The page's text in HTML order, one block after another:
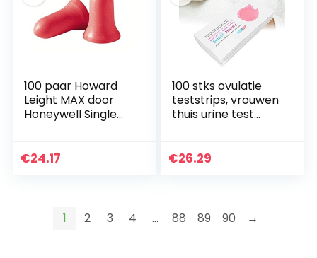
100 paar Howard
Leight MAX door
Honeywell Single
€24.17
100 stks ovulatie
teststrips, vrouwen
thuis urine test
teststrips voor
€26.29
1 2 3 4 … 88 89 90 →